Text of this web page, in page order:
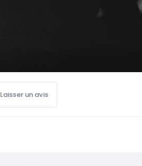
Laisser un avis